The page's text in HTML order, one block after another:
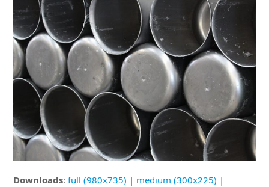
Downloads:full (980x735) | medium (300x225) |